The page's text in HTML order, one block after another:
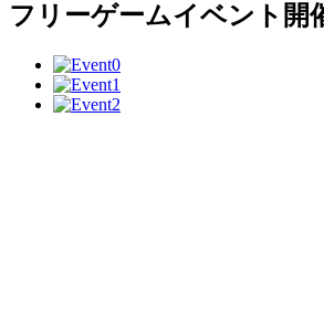
フリーゲームイベント開